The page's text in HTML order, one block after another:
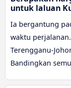
untuk laluan
Ia bergantung
waktu
Terengganu-
Bandingkan